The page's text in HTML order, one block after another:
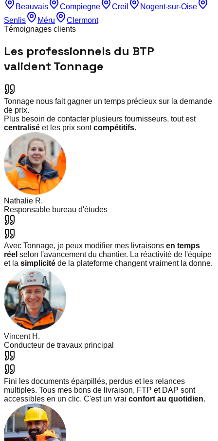
Beauvais Compiegne Creil
Nogent-sur-Oise
Senlis
Méru
Clermont
Témoignages clients
Les professionnels du BTP
valident Tonnage
Tonnage nous fait gagner un temps précieux sur la demande
de prix.
Plus besoin de contacter plusieurs fournisseurs, tout est
centralisé et les prix sontcompétitifs.
Nathalie R.
Responsable bureau d'études
Avec Tonnage, je peux modifier mes livraisons en temps
réel selon l'avancement du chantier. La réactivité de l'équipe
et la simplicité de la plateforme changent vraiment la donne.
Vincent H.
Conducteur de travaux principal
Fini les documents éparpillés, perdus et les relances
multiples. Tous mes bons de livraison, FTP et DAP sont
accessibles en un clic. C'est un vrai confort au quotidien.